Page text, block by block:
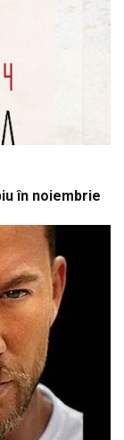
în noiembrie